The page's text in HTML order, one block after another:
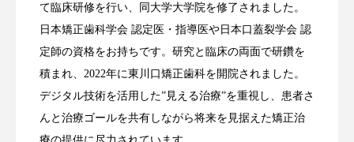
て臨床研修を行い、同大学大学院を修了されました。
日本矯正歯科学会 認定医・指導医や日本口蓋裂学会 認
定師の資格をお持ちです。研究と臨床の両面で研鑽を
積まれ、2022年に東川口矯正歯科を開院されました。
デジタル技術を活用した”見える治療”を重視し、患者さ
んと治療ゴールを共有しながら将来を見据えた矯正治